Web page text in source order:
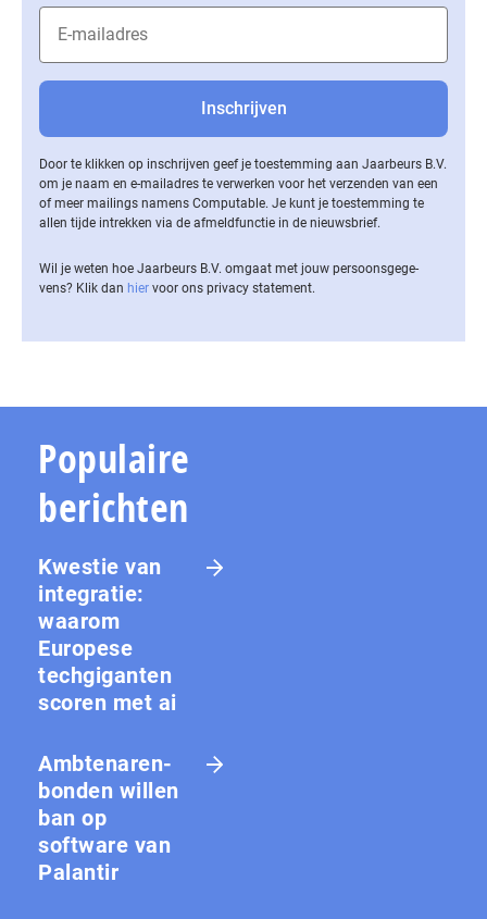
Door te klikken op inschrijven geef je toestemming aan Jaarbeurs B.V.
om je naam en e-mailadres te verwerken voor het verzenden van een
of meer mailings namens Computable. Je kunt je toestemming te
allen tijde intrekken via de af­meld­func­tie in de nieuwsbrief.
Wil je weten hoe Jaarbeurs B.V. omgaat met jouw per­soons­ge­ge­
vens? Klik dan hier voor ons privacy statement.
Populaire
berichten
Kwestie van
integratie:
waarom
Europese
techgiganten
scoren met ai
Amb­te­na­ren­
bon­den willen
ban op
software van
Palantir